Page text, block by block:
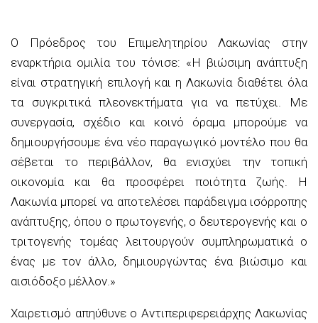
Ο Πρόεδρος του Επιμελητηρίου Λακωνίας στην
εναρκτήρια ομιλία του τόνισε: «Η βιώσιμη ανάπτυξη
είναι στρατηγική επιλογή και η Λακωνία διαθέτει όλα
τα συγκριτικά πλεονεκτήματα για να πετύχει. Με
συνεργασία, σχέδιο και κοινό όραμα μπορούμε να
δημιουργήσουμε ένα νέο παραγωγικό μοντέλο που θα
σέβεται το περιβάλλον, θα ενισχύει την τοπική
οικονομία και θα προσφέρει ποιότητα ζωής. Η
Λακωνία μπορεί να αποτελέσει παράδειγμα ισόρροπης
ανάπτυξης, όπου ο πρωτογενής, ο δευτερογενής και ο
τριτογενής τομέας λειτουργούν συμπληρωματικά ο
ένας με τον άλλο, δημιουργώντας ένα βιώσιμο και
αισιόδοξο μέλλον.»
Χαιρετισμό απηύθυνε ο Αντιπεριφερειάρχης Λακωνίας